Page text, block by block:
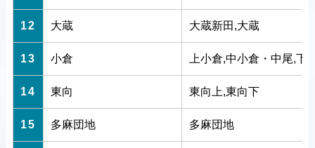
12 大蔵 大蔵新田,大蔵
13 小倉 上小倉,中小倉・中尾,下
14 東向 東向上,東向下
15 多麻団地 多麻団地